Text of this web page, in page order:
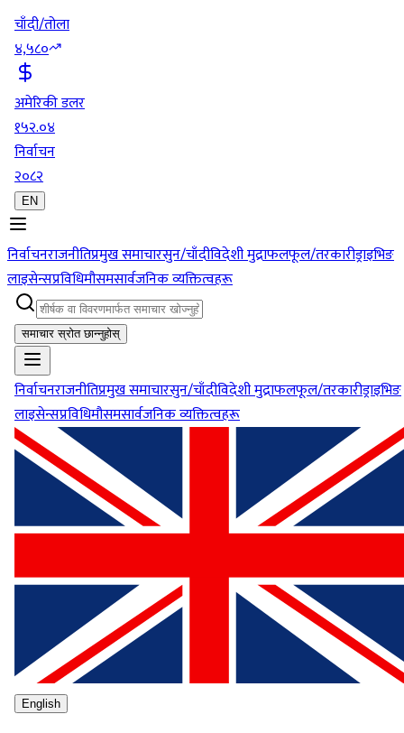
चाँदी/तोला
४,५८०
अमेरिकी डलर
१५२.०४
निर्वाचन
२०८२
EN
निर्वाचनराजनीतिप्रमुख समाचारसुन/चाँदीविदेशी मुद्राफलफूल/तरकारीड्राइभिङ
लाइसेन्सप्रविधिमौसमसार्वजनिक व्यक्तित्वहरू
समाचार स्रोत छान्नुहोस्
निर्वाचनराजनीतिप्रमुख समाचारसुन/चाँदीविदेशी मुद्राफलफूल/तरकारीड्राइभिङ
लाइसेन्सप्रविधिमौसमसार्वजनिक व्यक्तित्वहरू
English